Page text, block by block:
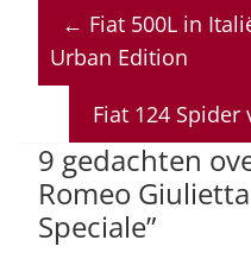
s
p
p
e
o
o
k
e
n
← Fiat 500L in
Urban Edition
Fiat 124
9 gedachten
Romeo
Speciale”